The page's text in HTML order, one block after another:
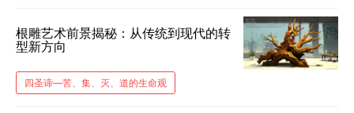
根雕艺术前景揭秘：从传统到现代的转
型新方向
​四圣谛​—苦、集、灭、道的生命观